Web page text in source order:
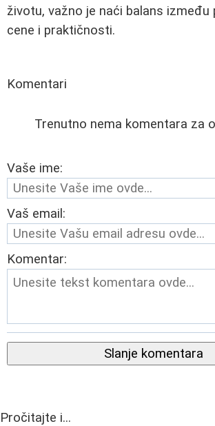
životu, važno je naći balans između
cene i praktičnosti.
Komentari
Trenutno nema komentara za
Vaše ime:
Vaš email:
Komentar:
Slanje komentara
Pročitajte i...